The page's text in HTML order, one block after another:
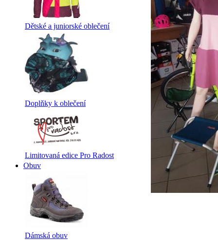
Dětské a juniorské oblečení
Doplňky k oblečení
Limitovaná edice Pro Radost
Obuv
Dámská obuv